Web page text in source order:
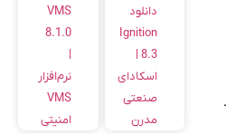
دانلود
Ignition
اسکادای
صنعتی
مدرن
VMS
8.1.0
نرم‌افزار
VMS
امنیتی